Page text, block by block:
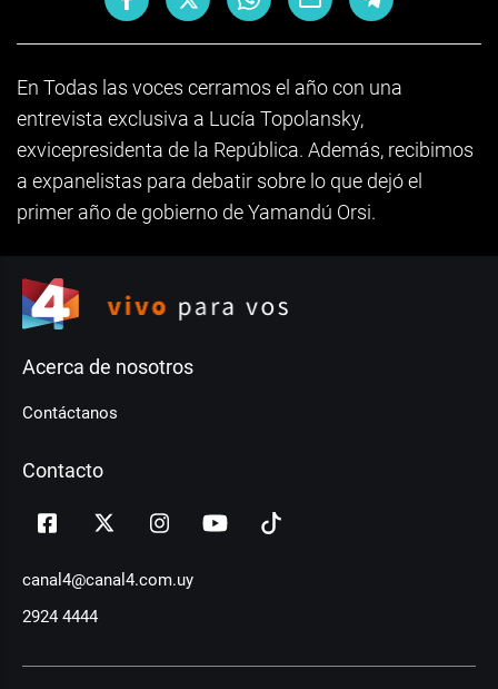
En Todas las voces cerramos el año con una
entrevista exclusiva a Lucía Topolansky,
exvicepresidenta de la República. Además, recibimos
a expanelistas para debatir sobre lo que dejó el
primer año de gobierno de Yamandú Orsi.
Acerca de nosotros
Contáctanos
Contacto
canal4@canal4.com.uy
2924 4444